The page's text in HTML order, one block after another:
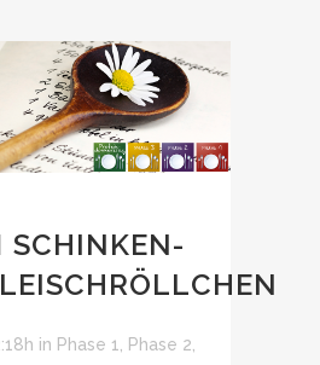
SCHINKEN-
in Phase 1 Phase 2